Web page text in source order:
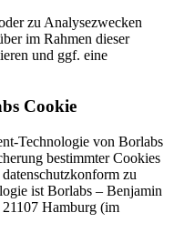
zu Analysezwecken
im Rahmen dieser
und ggf. eine
Cookie
Technologie von Borlabs
bestimmter Cookies
zu
ist Borlabs – Benjamin
Hamburg (im